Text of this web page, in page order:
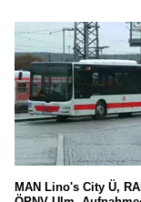
MAN Lino's City Ü,